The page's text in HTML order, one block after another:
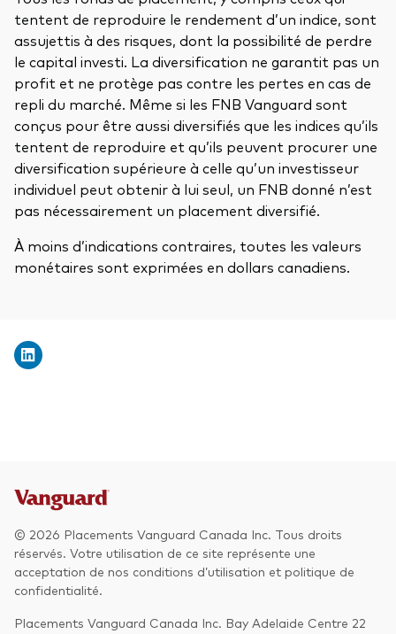
tentent de reproduire le rendement d’un indice, sont
assujettis à des risques, dont la possibilité de perdre
le capital investi. La diversification ne garantit pas un
profit et ne protège pas contre les pertes en cas de
repli du marché. Même si les FNB Vanguard sont
conçus pour être aussi diversifiés que les indices qu’ils
tentent de reproduire et qu’ils peuvent procurer une
diversification supérieure à celle qu’un investisseur
individuel peut obtenir à lui seul, un FNB donné n’est
pas nécessairement un placement diversifié.
À moins d’indications contraires, toutes les valeurs
monétaires sont exprimées en dollars canadiens.
© 2026 Placements Vanguard Canada Inc. Tous droits
réservés. Votre utilisation de ce site représente une
acceptation de nos conditions d’utilisation et politique de
confidentialité.
Placements Vanguard Canada Inc. Bay Adelaide Centre 22